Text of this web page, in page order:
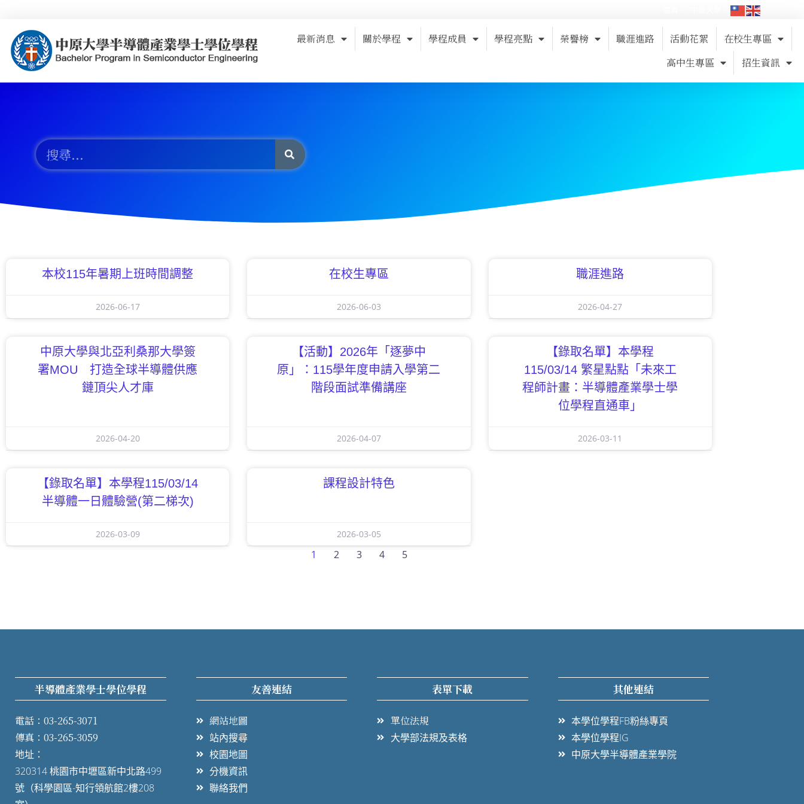
最新消息 關於學程 學程成員 學程亮點 榮譽榜 職涯進路 活動花絮
在校生專區
高中生專區
招生資訊
本校115年暑期上班時間調整
2026-06-17
在校生專區
2026-06-03
職涯進路
2026-04-27
中原大學與北亞利桑那大學簽
署MOU 打造全球半導體供應
鏈頂尖人才庫
2026-04-20
【活動】2026年「逐夢中
原」：115學年度申請入學第二
階段面試準備講座
2026-04-07
【錄取名單】本學程
115/03/14 繁星點點「未來工
程師計畫：半導體產業學士學
位學程直通車」
2026-03-11
【錄取名單】本學程115/03/14
半導體一日體驗營(第二梯次)
2026-03-09
課程設計特色
2026-03-05
1 2 3 4 5
半導體產業學士學位學程
電話：03-265-3071
傳真：03-265-3059
地址：
320314 桃園市中壢區新中北路499
號（科學園區-知行領航館2樓208
友善連結
網站地圖
站內搜尋
校園地圖
分機資訊
聯絡我們
表單下載
單位法規
大學部法規及表格
其他連結
本學位學程FB粉絲專頁
本學位學程IG
中原大學半導體產業學院